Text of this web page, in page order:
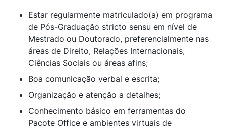
Estar regularmente matriculado(a) em programa
de Pós-Graduação stricto sensu em nível de
Mestrado ou Doutorado, preferencialmente nas
áreas de Direito, Relações Internacionais,
Ciências Sociais ou áreas afins;
Boa comunicação verbal e escrita;
Organização e atenção a detalhes;
Conhecimento básico em ferramentas do
Pacote Office e ambientes virtuais de